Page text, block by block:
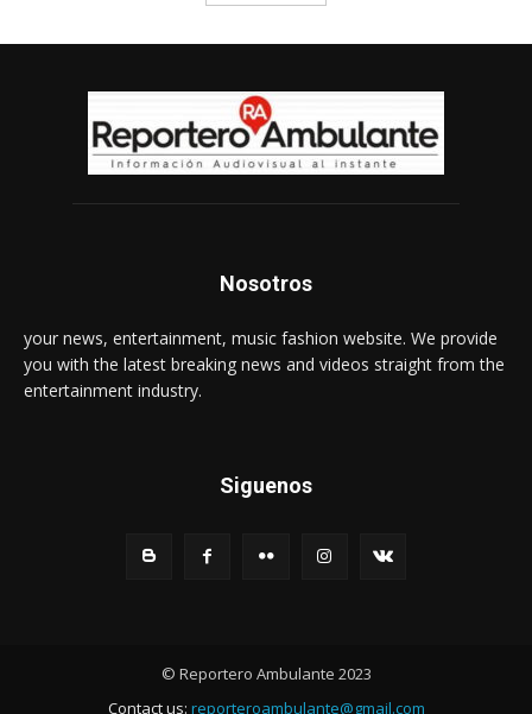
Nosotros
your news, entertainment, music fashion website. We provide
you with the latest breaking news and videos straight from the
entertainment industry.
Siguenos
© Reportero Ambulante 2023
Contact us: reporteroambulante@gmail.com